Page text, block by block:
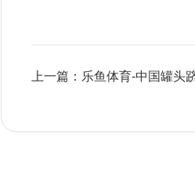
上一篇：乐鱼体育-中国罐头